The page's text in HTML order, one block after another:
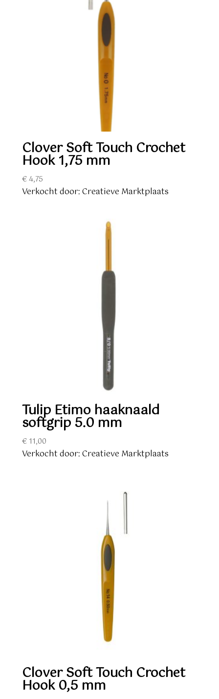
Clover Soft Touch Crochet
Hook 1,75 mm
€4,75
Verkocht door: Creatieve Marktplaats
Tulip Etimo haaknaald
softgrip 5.0 mm
€11,00
Verkocht door: Creatieve Marktplaats
Clover Soft Touch Crochet
Hook 0,5 mm